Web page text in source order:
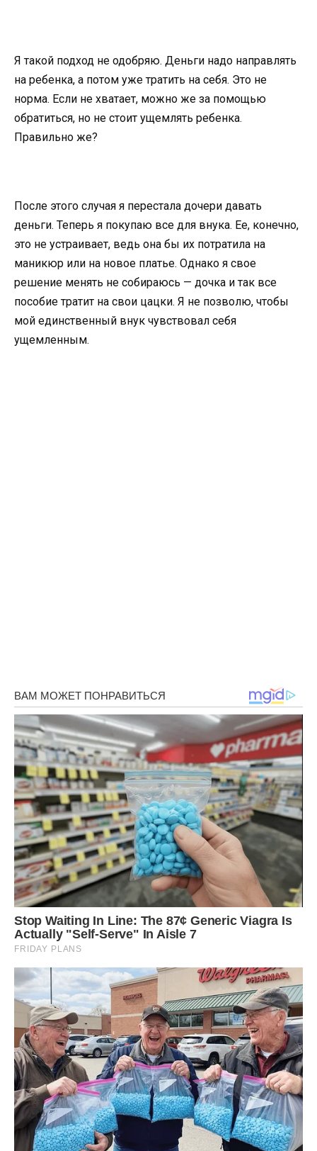
Я такой подход не одобряю. Деньги надо направлять
на ребенка, а потом уже тратить на себя. Это не
норма. Если не хватает, можно же за помощью
обратиться, но не стоит ущемлять ребенка.
Правильно же?
После этого случая я перестала дочери давать
деньги. Теперь я покупаю все для внука. Ее, конечно,
это не устраивает, ведь она бы их потратила на
маникюр или на новое платье. Однако я свое
решение менять не собираюсь — дочка и так все
пособие тратит на свои цацки. Я не позволю, чтобы
мой единственный внук чувствовал себя
ущемленным.